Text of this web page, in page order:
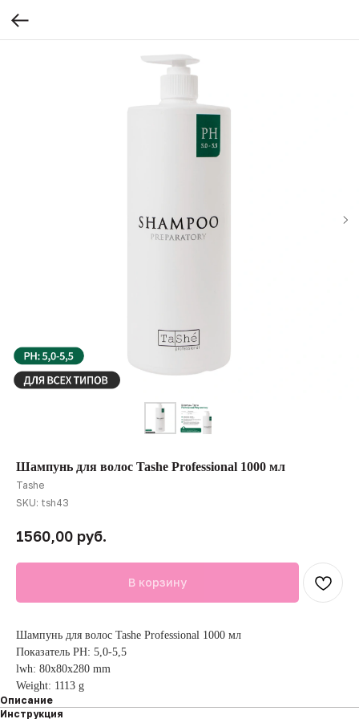
Шампунь для волос Tashe Professional 1000 мл
Tashe
SKU: tsh43
1560,00 руб.
В корзину
Шампунь для волос Tashe Professional 1000 мл
Показатель PH: 5,0-5,5
lwh: 80x80x280 mm
Weight: 1113 g
Описание
Инструкция